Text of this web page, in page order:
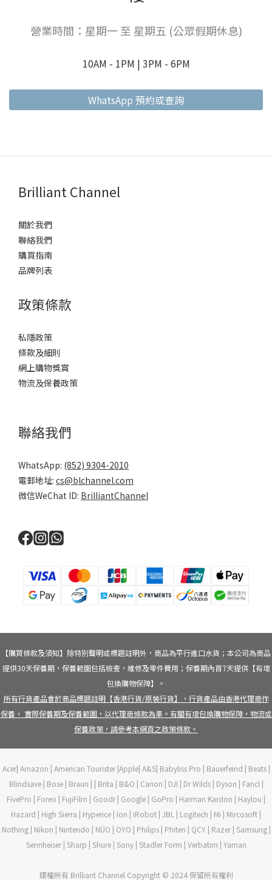
營業時間：星期一 至 星期五 (公眾假期休息)
10AM - 1PM | 3PM - 6PM
WhatsApp 預約或查詢
Brilliant Channel
關於我們
聯絡我們
購買指南
品牌列表
政策條款
私隱政策
條款及細則
網上購物獎賞
物流及保養政策
聯絡我們
WhatsApp: (852) 9304-2010
電郵地址: cs@blchannel.com
微信WeChat ID: BrilliantChannel
【購買條款及須知】除特別聲明或標題註明外，商品為平行進口水貨；本公司為商品
提供30天保養期，保養範圍包括檢查，維修及零件費用；保養期內首7天提供【有壞
包換購物保障】。
所有行貨產品會於商品標題註明【香港行貨/原裝行貨】，行貨產品由香港代理商作
保養， 實際保養期及保養範圍，以代理商條款為準。有關有壞包換購物保障，物流或
保養政策，請參考本網頁之政策條款。
Acer| Amazon | American Tourister |Apple| A&S| Babyliss Pro | Bauerfeind | Beats |
Blindsave | Bose | Braun | | Brita | B&O | Canon | DJI | Dr Wilds | Dyson | Fancl |
FivePro | Foreo | FujiFilm | Goodr | Google | GoPro | Harman Kardon | Haylou |
Hazard | High Sierra | Hyperice | Ion | iRobot | JBL | Logitech | Mi | Mircosoft |
Nothing | Nikon | Nintendo | NÜO | OYO | Philips | Phiten | QCY | Razer | Samsung |
Sennheiser | Sharp | Shure | Sony | Stadler Form | Verbatim | Yaman
版權所有 Brilliant Channel Copyright © 2024 保留所有權利